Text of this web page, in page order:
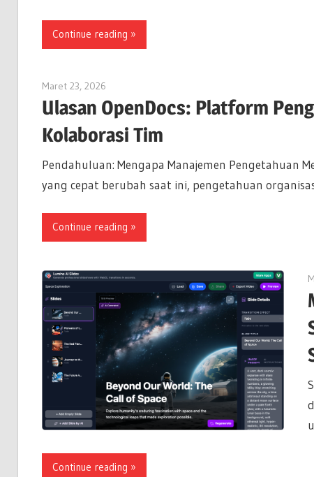
Continue reading
Maret 23, 2026
Ulasan OpenDocs: Platform
Kolaborasi Tim
Pendahuluan: Mengapa Manajemen Pengetahuan
yang cepat berubah saat ini, pengetahuan
Continue reading
Continue reading